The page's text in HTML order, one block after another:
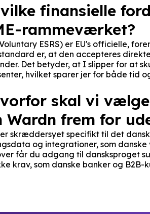
finansielle
rammeværket?
ESRS) er EU's officielle,
er, at den accepteres
Det betyder, at I slipper for at
hvilket sparer jer for både tid
skal vi
Wardn frem for
skræddersyet specifikt til det
og integrationer, som
får du adgang til dansksproget
krav, som danske banker og B2B-